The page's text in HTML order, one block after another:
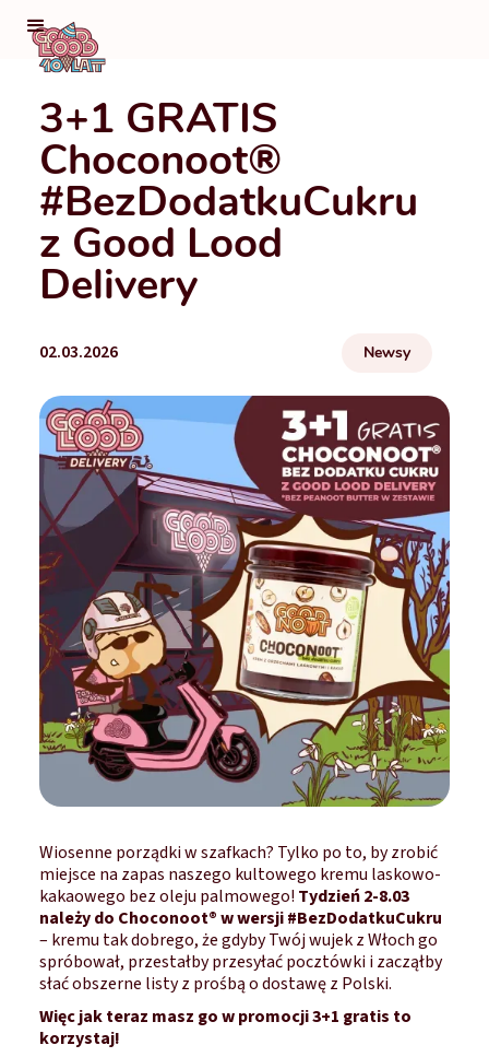
3+1 GRATIS
Choconoot®
#BezDodatkuCukru
z Good Lood
Delivery
02.03.2026 Newsy
Wiosenne porządki w szafkach? Tylko po to, by zrobić
miejsce na zapas naszego kultowego kremu laskowo-
kakaowego bez oleju palmowego! Tydzień 2-8.03
należy do Choconoot® w wersji #BezDodatkuCukru
– kremu tak dobrego, że gdyby Twój wujek z Włoch go
spróbował, przestałby przesyłać pocztówki i zacząłby
słać obszerne listy z prośbą o dostawę z Polski.
Więc jak teraz masz go w promocji 3+1 gratis to
korzystaj!